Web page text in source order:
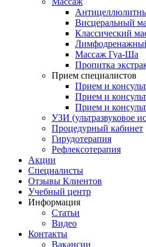
Висцеральный
Классический
Массаж Гуа-Ша
Пропитка
Прием специалистов
Прием и
Прием и
Прием и
УЗИ (ультразвуковое
Процедурный кабинет
Гирудотерапия
Рефлексотерапия
Акции
Специалисты
Отзывы Клиентов
Учебный центр
Информация
Статьи
Видео
Контакты
Вакансии